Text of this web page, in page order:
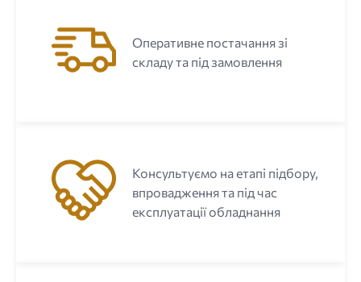
Оперативне постачання зі
складу та під замовлення
Консультуємо на етапі підбору,
впровадження та під час
експлуатації обладнання